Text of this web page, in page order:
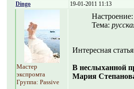
Dingo 19-01-2011 11:13
Мастер
экспромта
Группа: Passive
Тема:
Интересная
В неслыханной
Мария